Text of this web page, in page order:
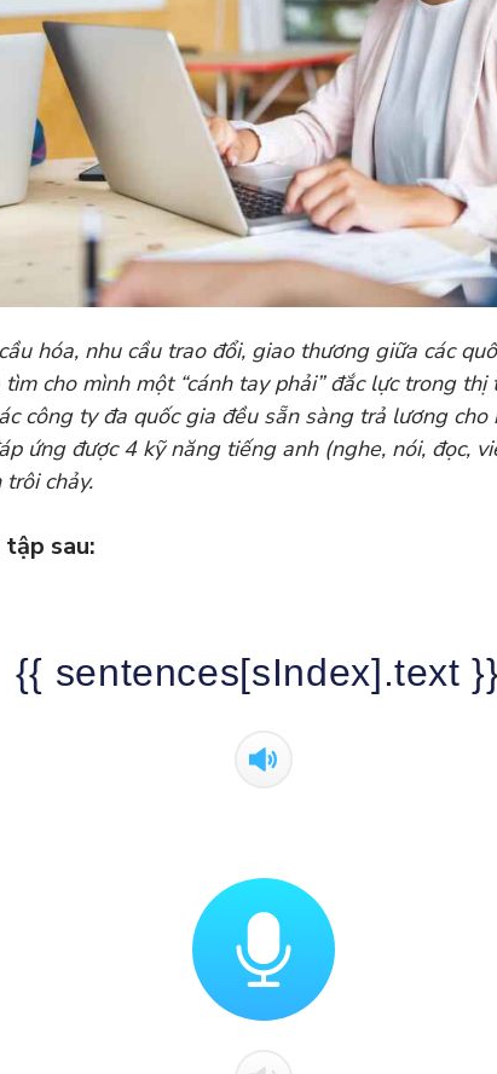
hóa, nhu cầu trao đổi, giao thương giữa các
cho mình một “cánh tay phải” đắc lực trong
công ty đa quốc gia đều sẵn sàng trả lương
ứng được 4 kỹ năng tiếng anh (nghe, nói, đọc,
chảy.
sau:
{{ sentences[sIndex].text